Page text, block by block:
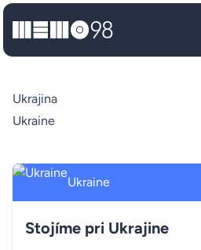
MEMO98
Ukrajina
Ukraine
Ukraine
Stojíme pri Ukrajine